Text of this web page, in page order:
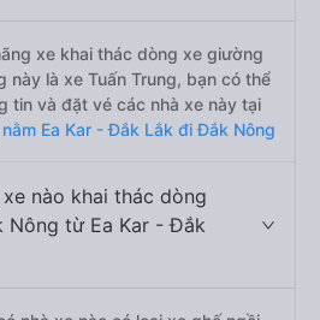
xe khai thác dòng xe giường
này là xe Tuấn Trung, bạn có thể
tin và đặt vé các nhà xe này tại
Ea Kar - Đắk Lắk đi Đắk Nông
nào khai thác dòng
Nông từ Ea Kar - Đắk